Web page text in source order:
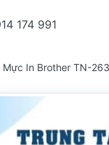
174 991
Mực In Brother TN-